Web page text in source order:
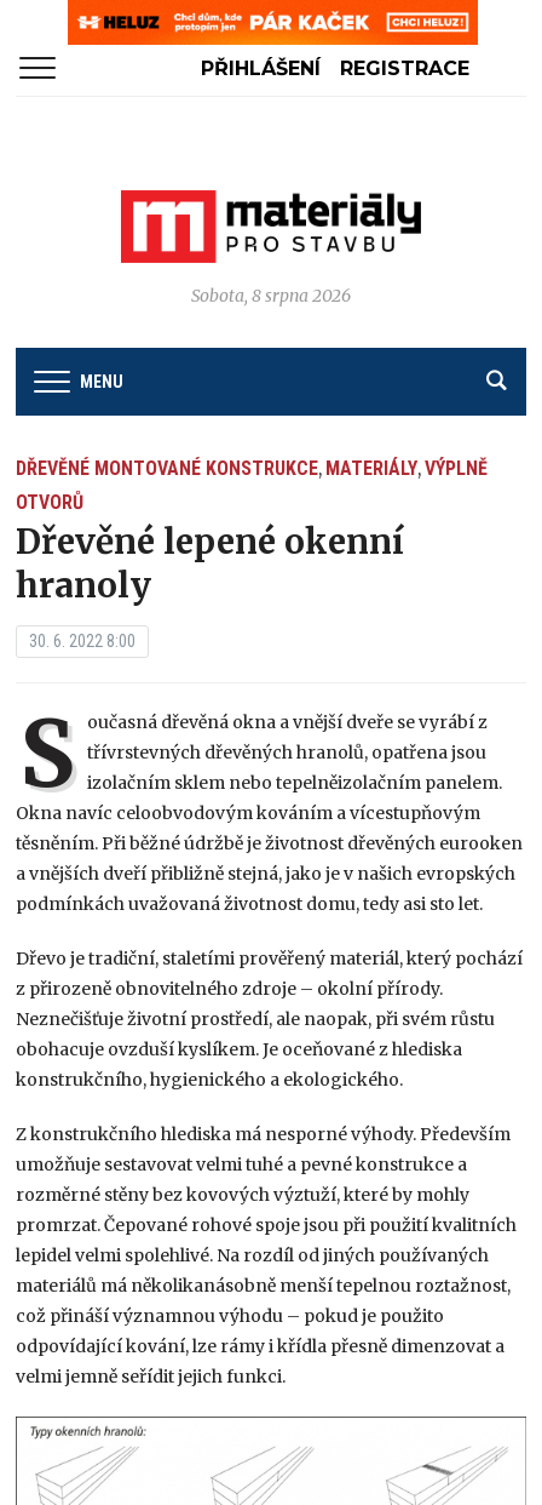
PŘIHLÁŠENÍ REGISTRACE
Sobota, 8 srpna 2026
MENU
DŘEVĚNÉ MONTOVANÉ KONSTRUKCE, MATERIÁLY,VÝPLNĚ
OTVORŮ
Dřevěné lepené okenní
hranoly
30. 6. 2022 8:00
S oučasná dřevěná okna a vnější dveře se vyrábí z
třívrstevných dřevěných hranolů, opatřena jsou
izolačním sklem nebo tepelněizolačním panelem.
Okna navíc celoobvodovým kováním a vícestupňovým
těsněním. Při běžné údržbě je životnost dřevěných eurooken
a vnějších dveří přibližně stejná, jako je v našich evropských
podmínkách uvažovaná životnost domu, tedy asi sto let.
Dřevo je tradiční, staletími prověřený materiál, který pochází
z přirozeně obnovitelného zdroje – okolní přírody.
Neznečišťuje životní prostředí, ale naopak, při svém růstu
obohacuje ovzduší kyslíkem. Je oceňované z hlediska
konstrukčního, hygienického a ekologického.
Z konstrukčního hlediska má nesporné výhody. Především
umožňuje sestavovat velmi tuhé a pevné konstrukce a
rozměrné stěny bez kovových výztuží, které by mohly
promrzat. Čepované rohové spoje jsou při použití kvalitních
lepidel velmi spolehlivé. Na rozdíl od jiných používaných
materiálů má několikanásobně menší tepelnou roztažnost,
což přináší významnou výhodu – pokud je použito
odpovídající kování, lze rámy i křídla přesně dimenzovat a
velmi jemně seřídit jejich funkci.